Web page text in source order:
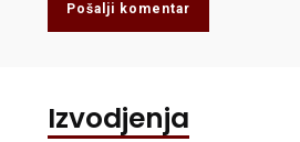
Pošalji komentar
Izvodjenja